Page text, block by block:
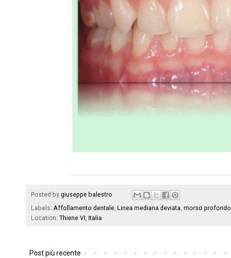
Posted by giuseppe balestro
Labels: Affollamento dentale, Linea mediana deviata, morso profondo
Location: Thiene VI, Italia
Post più recente